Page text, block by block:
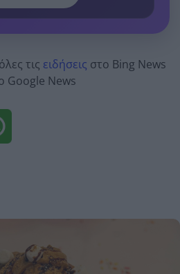
τις ειδήσεις στο Bing News
Google News